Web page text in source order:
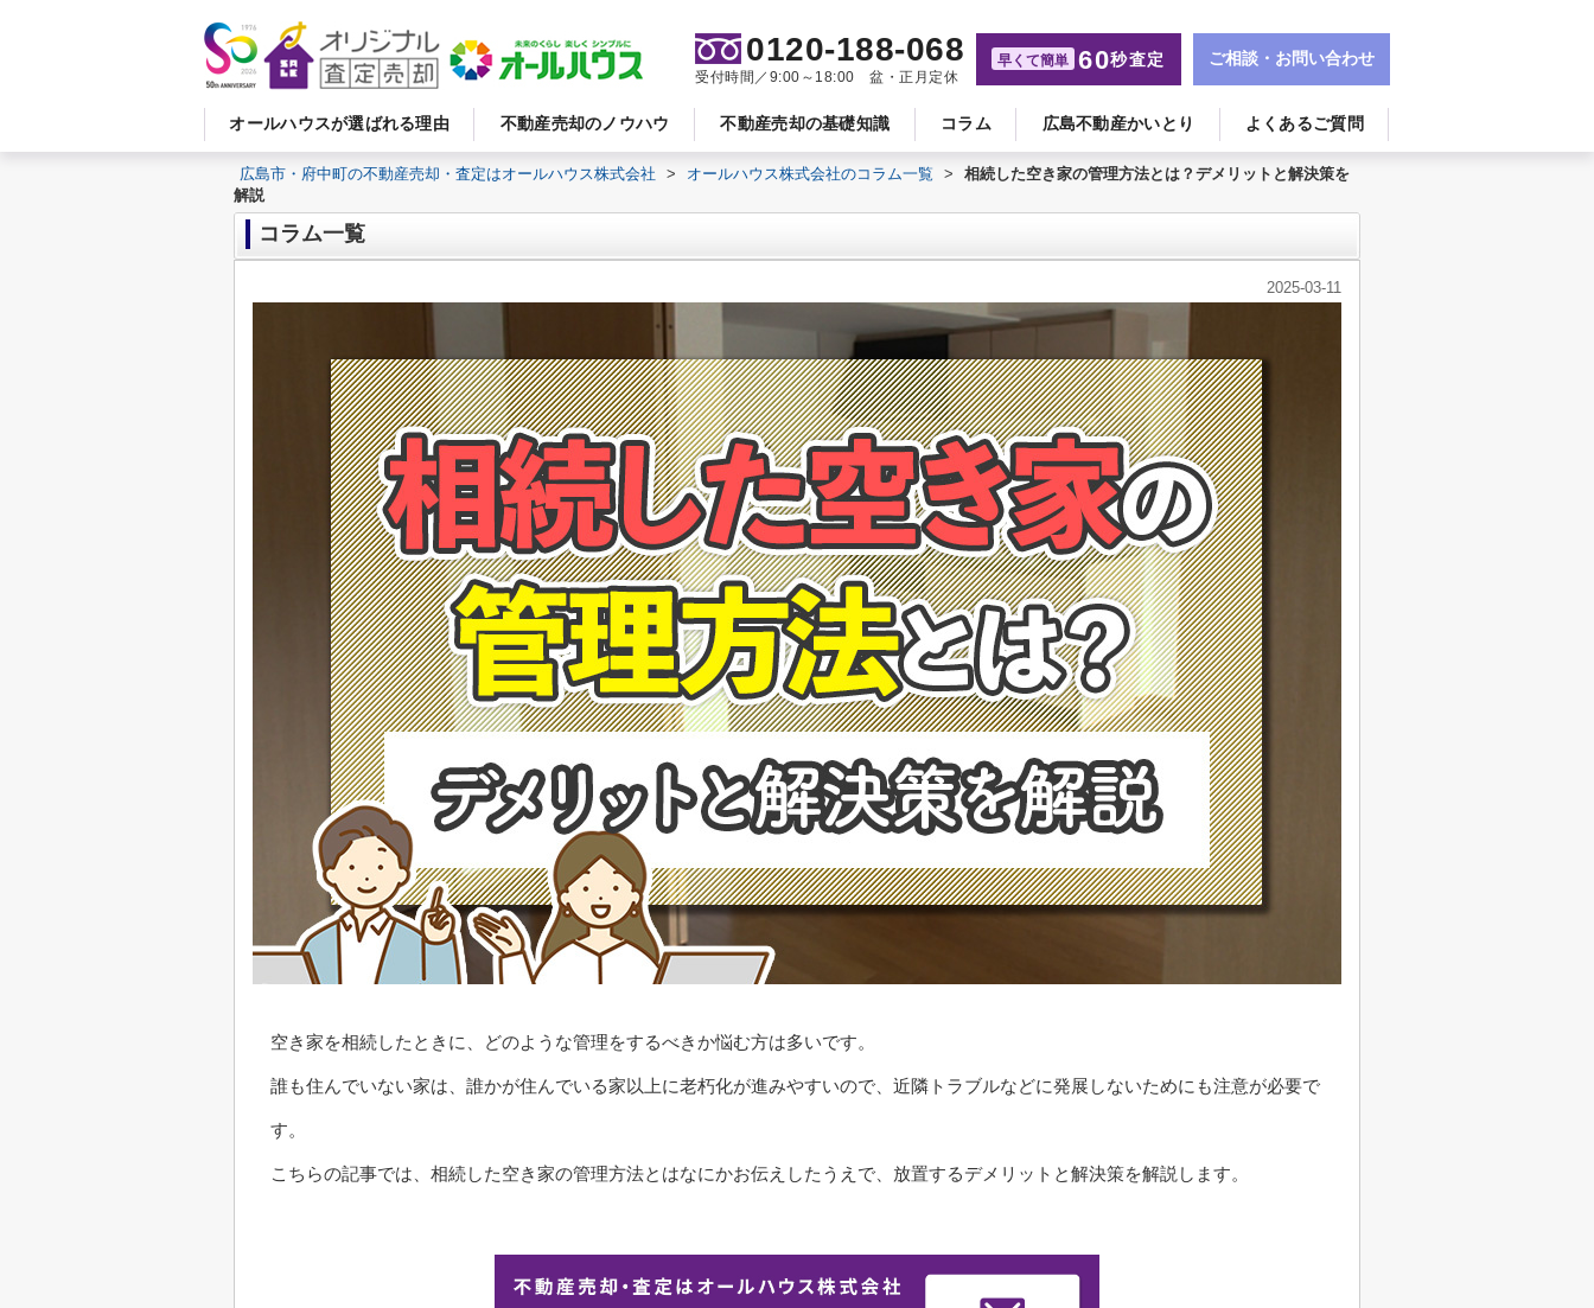
オールハウスが選ばれる理由 不動産売却のノウハウ 不動産売却の基礎知識 コラム 広島不動産かいとり よくあるご質問
0120-188-068
受付時間／9:00～18:00 盆・正月定休
早くて簡単 60秒査定 ご相談・お問い合わせ
広島市・府中町の不動産売却・査定はオールハウス株式会社 > オールハウス株式会社のコラム一覧 >
相続した空き家の管理方法とは？デメリットと解決策を
解説
コラム一覧
2025-03-11
空き家を相続したときに、どのような管理をするべきか悩む方は多いです。
誰も住んでいない家は、誰かが住んでいる家以上に老朽化が進みやすいので、近隣トラブルなどに発展しないためにも注意が必要で
す。
こちらの記事では、相続した空き家の管理方法とはなにかお伝えしたうえで、放置するデメリットと解決策を解説します。